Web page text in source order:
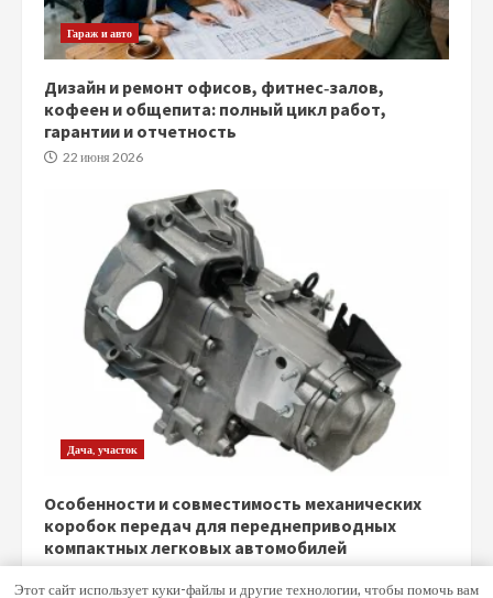
Гараж и авто
Дизайн и ремонт офисов, фитнес‑залов,
кофеен и общепита: полный цикл работ,
гарантии и отчетность
22 июня 2026
Дача, участок
Особенности и совместимость механических
коробок передач для переднеприводных
компактных легковых автомобилей
Этот сайт использует куки-файлы и другие технологии, чтобы помочь вам